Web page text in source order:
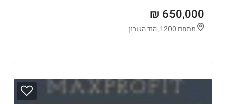
650,000 ₪
מתחם 1200, הוד השרון